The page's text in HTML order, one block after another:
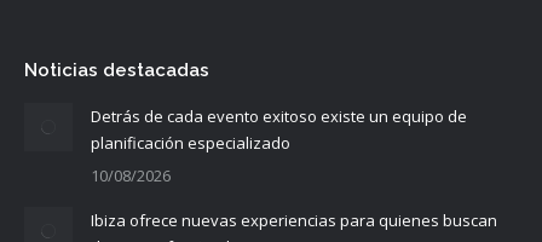
Noticias destacadas
Detrás de cada evento exitoso existe un equipo de
planificación especializado
10/08/2026
Ibiza ofrece nuevas experiencias para quienes buscan